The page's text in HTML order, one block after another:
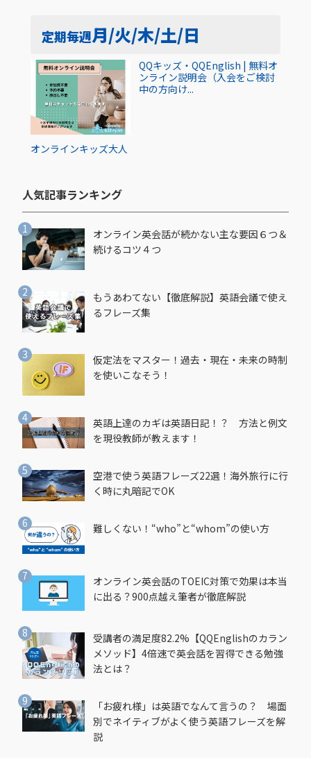
定期毎週月/火/木/土/日
オンラインキッズ大人
QQキッズ・QQEnglish | 無料オ
ンライン説明会（入会をご検討
中の方向け...
人気記事ランキング​
オンライン英会話が続かない主な要因６つ＆
続けるコツ４つ
もうあわてない【徹底解説】英語会議で使え
るフレーズ集
仮定法をマスター！過去・現在・未来の時制
を使いこなそう！
英語上達のカギは英語日記！？ 方法と例文
を現役教師が教えます！
空港で使う英語フレーズ22選！海外旅行に行
く時に丸暗記でOK
難しくない！“who”と“whom”の使い方
オンライン英会話のTOEIC対策で効果は本当
に出る？900点越え筆者が徹底解説
受講者の満足度82.2%【QQEnglishのカラン
メソッド】4倍速で英会話を習得できる勉強
法とは？
「お疲れ様」は英語でなんて言うの？ 場面
別でネイティブがよく使う英語フレーズを解
説